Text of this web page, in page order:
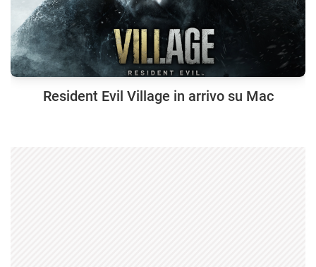
Resident Evil Village in arrivo su Mac